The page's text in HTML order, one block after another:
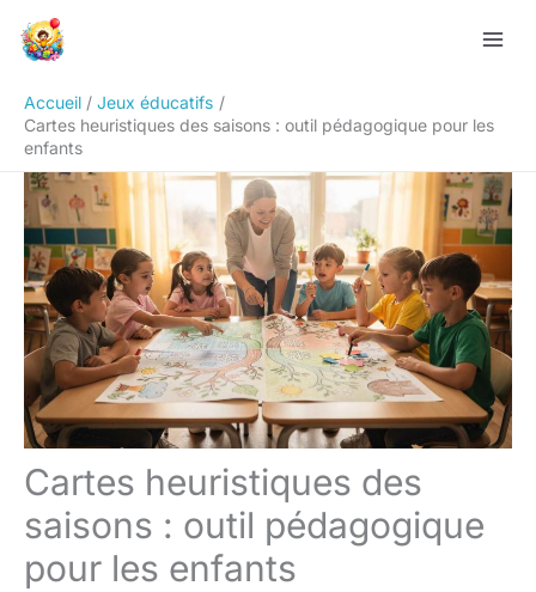
Accueil
Jeux éducatifs
Cartes heuristiques des saisons : outil pédagogique pour les
enfants
Cartes heuristiques des
saisons : outil pédagogique
pour les enfants
Rechercher